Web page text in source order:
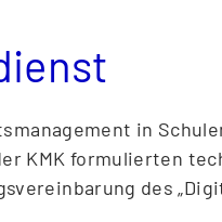
in
KMK formulierten
des